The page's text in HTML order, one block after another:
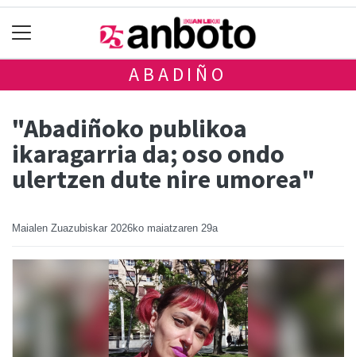
ABADIÑO
"Abadiñoko publikoa
ikaragarria da; oso ondo
ulertzen dute nire umorea"
Maialen Zuazubiskar 2026ko maiatzaren 29a